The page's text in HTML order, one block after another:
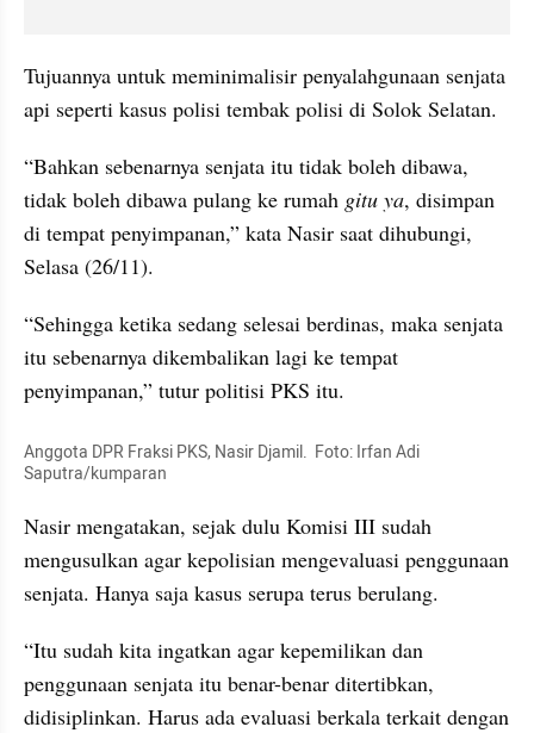
Tujuannya untuk meminimalisir penyalahgunaan senjata
api seperti kasus polisi tembak polisi di Solok Selatan.
“Bahkan sebenarnya senjata itu tidak boleh dibawa,
tidak boleh dibawa pulang ke rumah gitu ya, disimpan
di tempat penyimpanan,” kata Nasir saat dihubungi,
Selasa (26/11).
“Sehingga ketika sedang selesai berdinas, maka senjata
itu sebenarnya dikembalikan lagi ke tempat
penyimpanan,” tutur politisi PKS itu.
Anggota DPR Fraksi PKS, Nasir Djamil.  Foto: Irfan Adi
Saputra/kumparan
Nasir mengatakan, sejak dulu Komisi III sudah
mengusulkan agar kepolisian mengevaluasi penggunaan
senjata. Hanya saja kasus serupa terus berulang.
“Itu sudah kita ingatkan agar kepemilikan dan
penggunaan senjata itu benar-benar ditertibkan,
didisiplinkan. Harus ada evaluasi berkala terkait dengan